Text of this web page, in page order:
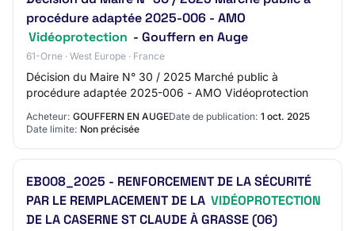
procédure adaptée 2025-006 - AMO
Vidéoprotection - Gouffern en Auge
61-Orne · West Europe · France
Décision du Maire N° 30 / 2025 Marché public à
procédure adaptée 2025-006 - AMO Vidéoprotection
Acheteur: GOUFFERN EN AUGEDate de publication: 1 oct. 2025
Date limite: Non précisée
EB008_2025 - RENFORCEMENT DE LA SÉCURITÉ
PAR LE REMPLACEMENT DE LA VIDÉOPROTECTION
DE LA CASERNE ST CLAUDE À GRASSE (06)